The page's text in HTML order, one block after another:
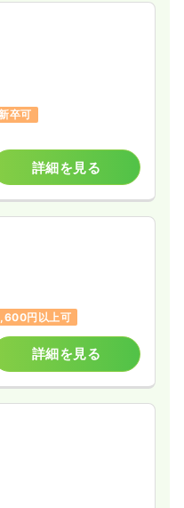
詳細を見る
卒可
詳細を見る
円以上可
詳細を見る